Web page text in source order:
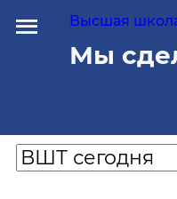
Высшая
Мы